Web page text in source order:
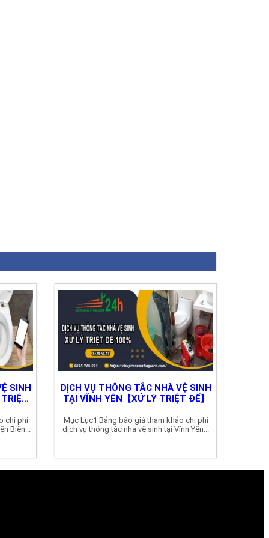
SINH
chi phí
Biên...
DỊCH VỤ THÔNG TẮC NHÀ VỆ SINH
TẠI VĨNH YÊN【XỬ LÝ TRIỆT ĐỂ】
Mục Lục1 Bảng báo giá tham khảo chi phí
dịch vụ thông tắc nhà vệ sinh tại Vĩnh Yên...